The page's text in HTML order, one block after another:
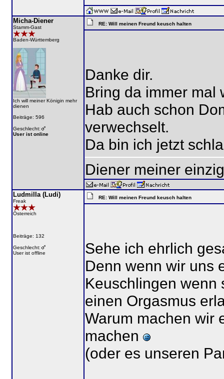
Micha-Diener
Stamm-Gast
Baden-Württemberg
Ich will meiner Königin mehr
dienen
Beiträge: 596
Geschlecht:
User ist online
RE: Will meinen Freund keusch halten
Danke dir.
Bring da immer mal
Hab auch schon
verwechselt.
Da bin ich jetzt
Diener meiner
Ludmilla (Ludi)
Freak
Österreich
Beiträge: 132
Geschlecht:
User ist offline
RE: Will meinen Freund keusch halten
Sehe ich ehrlich
Denn wenn wir uns
Keuschlingen wenn
einen Orgasmus
Warum machen wir
machen
(oder es unseren